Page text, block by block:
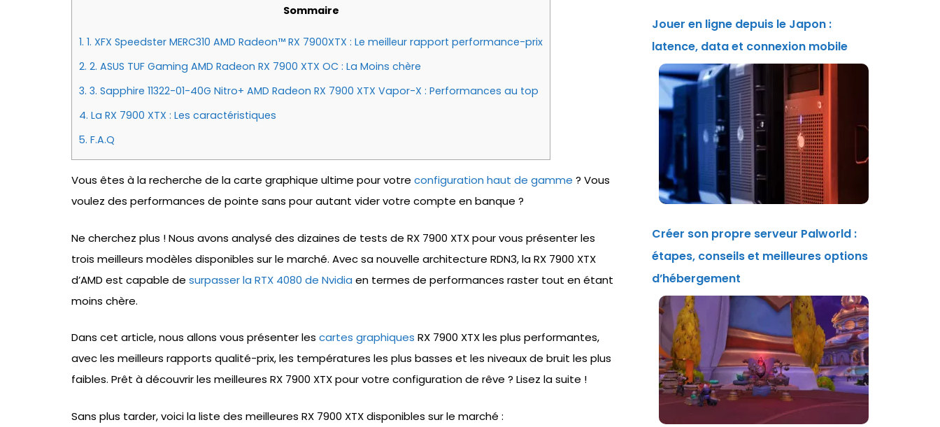
Sommaire
1. 1. XFX Speedster MERC310 AMD Radeon™ RX 7900XTX : Le meilleur rapport performance-prix
2. 2. ASUS TUF Gaming AMD Radeon RX 7900 XTX OC : La Moins chère
3. 3. Sapphire 11322-01-40G Nitro+ AMD Radeon RX 7900 XTX Vapor-X : Performances au top
4. La RX 7900 XTX : Les caractéristiques
5. F.A.Q
Vous êtes à la recherche de la carte graphique ultime pour votre configuration haut de gamme ? Vous
voulez des performances de pointe sans pour autant vider votre compte en banque ?
Ne cherchez plus ! Nous avons analysé des dizaines de tests de RX 7900 XTX pour vous présenter les
trois meilleurs modèles disponibles sur le marché. Avec sa nouvelle architecture RDN3, la RX 7900 XTX
d’AMD est capable de surpasser la RTX 4080 de Nvidia en termes de performances raster tout en étant
moins chère.
Dans cet article, nous allons vous présenter les cartes graphiques RX 7900 XTX les plus performantes,
avec les meilleurs rapports qualité-prix, les températures les plus basses et les niveaux de bruit les plus
faibles. Prêt à découvrir les meilleures RX 7900 XTX pour votre configuration de rêve ? Lisez la suite !
Sans plus tarder, voici la liste des meilleures RX 7900 XTX disponibles sur le marché :
Jouer en ligne depuis le Japon :
latence, data et connexion mobile
Créer son propre serveur Palworld :
étapes, conseils et meilleures options
d’hébergement